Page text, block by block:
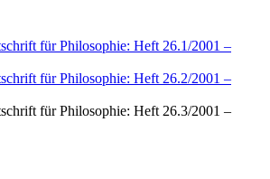
für Philosophie: Heft 26.1/2001 –
für Philosophie: Heft 26.2/2001 –
für Philosophie: Heft 26.3/2001 –